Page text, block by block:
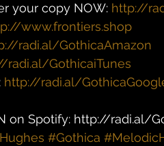
your copy NOW: http://
www.frontiers.shop
radi.al/GothicaAmazon
radi.al/GothicaiTunes
http://radi.al/
on Spotify: http://radi.al/
#Gothica